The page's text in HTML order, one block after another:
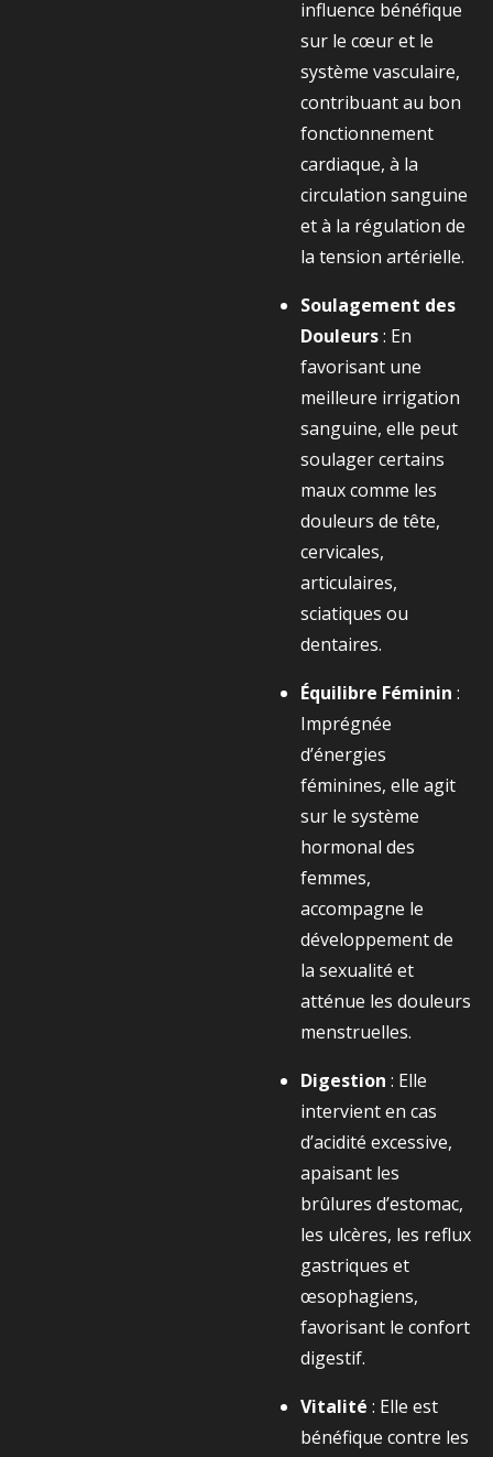
influence bénéfique
sur le cœur et le
système vasculaire,
contribuant au bon
fonctionnement
cardiaque, à la
circulation sanguine
et à la régulation de
la tension artérielle.
Soulagement des
Douleurs: En
favorisant une
meilleure irrigation
sanguine, elle peut
soulager certains
maux comme les
douleurs de tête,
cervicales,
articulaires,
sciatiques ou
dentaires.
Équilibre Féminin :
Imprégnée
d’énergies
féminines, elle agit
sur le système
hormonal des
femmes,
accompagne le
développement de
la sexualité et
atténue les douleurs
menstruelles.
Digestion : Elle
intervient en cas
d’acidité excessive,
apaisant les
brûlures d’estomac,
les ulcères, les reflux
gastriques et
œsophagiens,
favorisant le confort
digestif.
Vitalité : Elle est
bénéfique contre les